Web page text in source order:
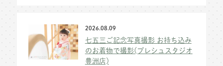
2026.08.09
七五三ご記念写真撮影 お持ち込み
のお着物で撮影(プレシュスタジオ
豊洲店)